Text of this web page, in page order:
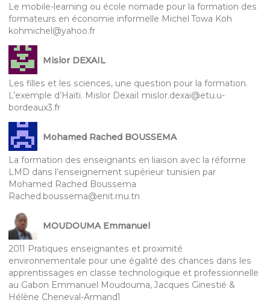
Le mobile-learning ou école nomade pour la formation des
formateurs en économie informelle Michel Towa Koh
kohmichel@yahoo.fr
Mislor DEXAIL
Les filles et les sciences, une question pour la formation.
L’exemple d’Haïti. Mislor DexaiI mislor.dexai@etu.u-
bordeaux3.fr
Mohamed Rached BOUSSEMA
La formation des enseignants en liaison avec la réforme
LMD dans l’enseignement supérieur tunisien par
Mohamed Rached Boussema
Rached.boussema@enit.rnu.tn
MOUDOUMA Emmanuel
2011 Pratiques enseignantes et proximité
environnementale pour une égalité des chances dans les
apprentissages en classe technologique et professionnelle
au Gabon Emmanuel Moudouma, Jacques Ginestié &
Hélène Cheneval-Armand1